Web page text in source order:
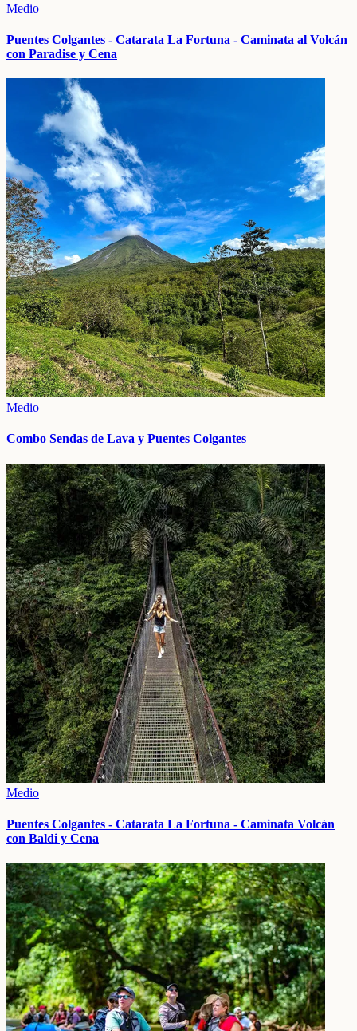
Medio
Puentes Colgantes - Catarata La Fortuna - Caminata al Volcán
con Paradise y Cena
Medio
Combo Sendas de Lava y Puentes Colgantes
Medio
Puentes Colgantes - Catarata La Fortuna - Caminata Volcán
con Baldi y Cena